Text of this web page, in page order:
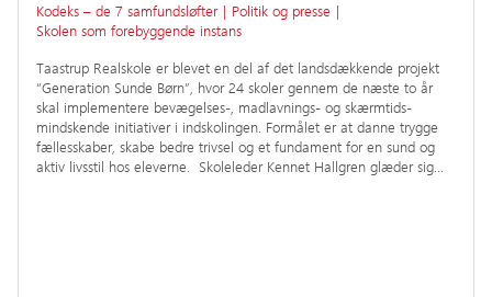
Kodeks – de 7 samfundsløfter | Politik og presse |
Skolen som forebyggende instans
Taastrup Realskole er blevet en del af det landsdækkende projekt
“Generation Sunde Børn”, hvor 24 skoler gennem de næste to år
skal implementere bevægelses-, madlavnings- og skærmtids-
mindskende initiativer i indskolingen. Formålet er at danne trygge
fællesskaber, skabe bedre trivsel og et fundament for en sund og
aktiv livsstil hos eleverne. Skoleleder Kennet Hallgren glæder sig…